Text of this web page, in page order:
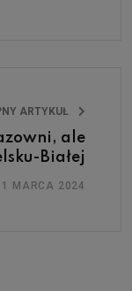
ARTYKUŁ
ale
Białej
MARCA 2024